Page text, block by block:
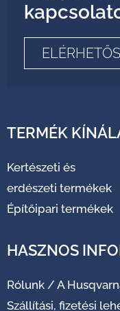
TERMÉK
Kertészeti és
erdészeti termékek
Építőipari termékek
HASZNOS
Rólunk / A
Szállítási, fizetési